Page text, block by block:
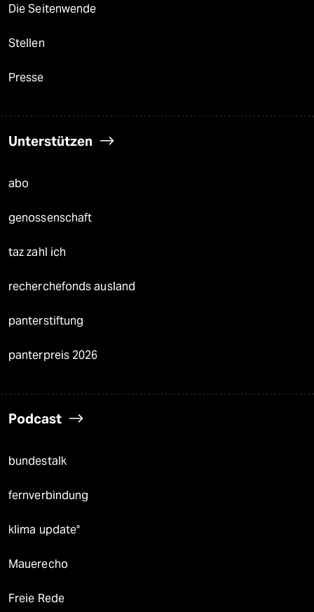
Die Seitenwende
Stellen
Presse
Unterstützen
abo
genossenschaft
taz zahl ich
recherchefonds ausland
panterstiftung
panterpreis 2026
Podcast
bundestalk
fernverbindung
klima update°
Mauerecho
Freie Rede